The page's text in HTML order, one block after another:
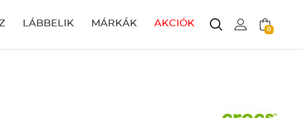
LÁBBELIK MÁRKÁK AKCIÓK
0